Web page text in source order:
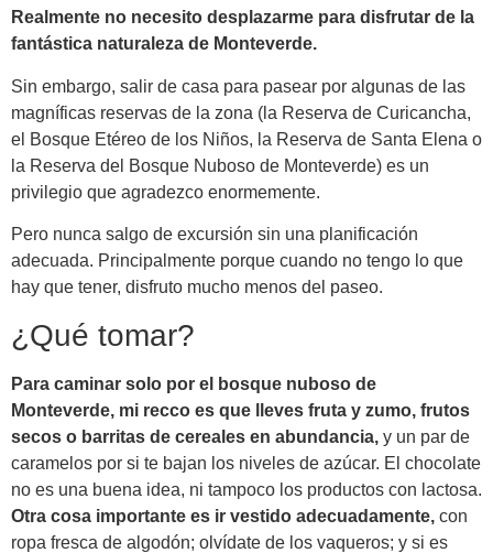
Realmente no necesito desplazarme para disfrutar de la
fantástica naturaleza de Monteverde.
Sin embargo, salir de casa para pasear por algunas de las
magníficas reservas de la zona (la Reserva de Curicancha,
el Bosque Etéreo de los Niños, la Reserva de Santa Elena o
la Reserva del Bosque Nuboso de Monteverde) es un
privilegio que agradezco enormemente.
Pero nunca salgo de excursión sin una planificación
adecuada. Principalmente porque cuando no tengo lo que
hay que tener, disfruto mucho menos del paseo.
¿Qué tomar?
Para caminar solo por el bosque nuboso de
Monteverde, mi recco es que lleves fruta y zumo, frutos
secos o barritas de cereales en abundancia, y un par de
caramelos por si te bajan los niveles de azúcar. El chocolate
no es una buena idea, ni tampoco los productos con lactosa.
Otra cosa importante es ir vestido adecuadamente, con
ropa fresca de algodón; olvídate de los vaqueros; y si es